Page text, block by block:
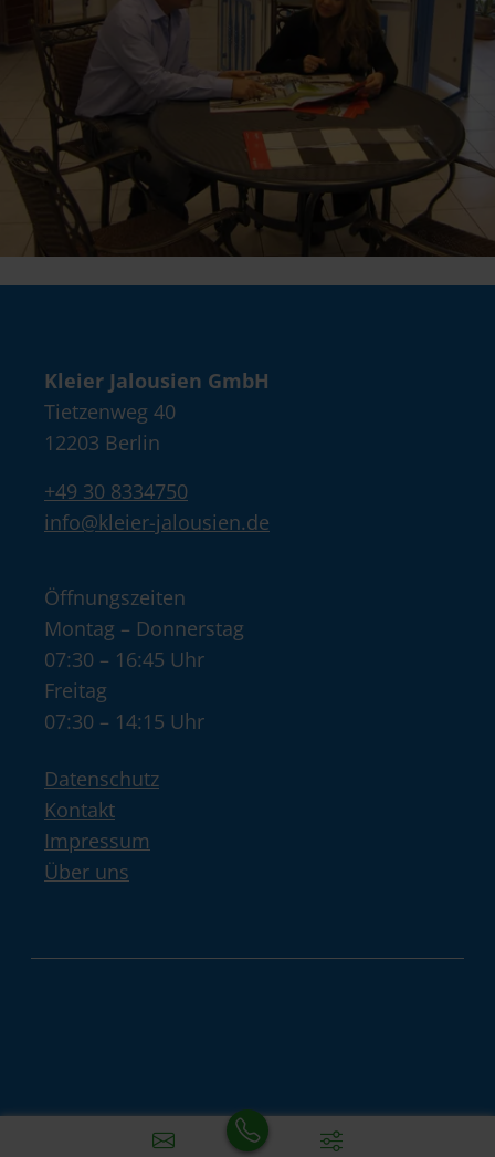
Kleier Jalousien GmbH
Tietzenweg 40
12203 Berlin
+49 30 8334750
info@kleier-jalousien.de
Öffnungszeiten
Montag – Donnerstag
07:30 – 16:45 Uhr
Freitag
07:30 – 14:15 Uhr
Datenschutz
Kontakt
Impressum
Über uns